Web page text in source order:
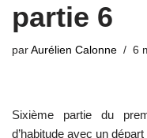
partie 6
par Aurélien Calonne 6
Sixième partie du
d’habitude avec un